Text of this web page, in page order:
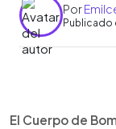
Por
Publicado
El Cuerpo de